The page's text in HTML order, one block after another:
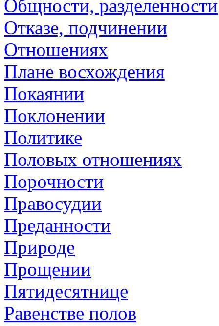
Общности, разделенности
Отказе, подчинении
Отношениях
Плане восхождения
Покаянии
Поклонении
Политике
Половых отношениях
Порочности
Правосудии
Преданности
Природе
Прощении
Пятидесятнице
Равенстве полов